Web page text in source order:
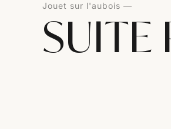
Jouet sur l'aubois
SUITE